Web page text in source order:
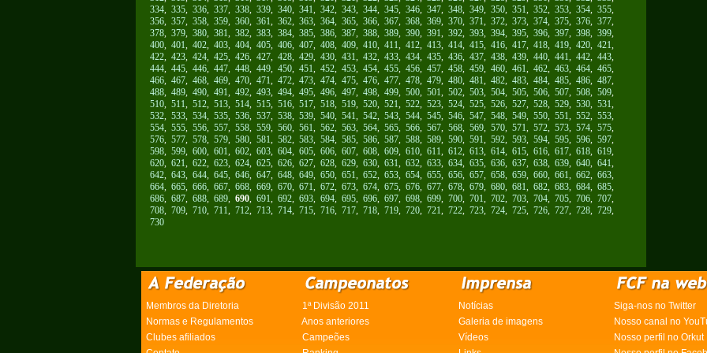
334, 335, 336, 337, 338, 339, 340, 341, 342, 343, 344, 345, 346, 347, 348, 349, 350, 351, 352, 353, 354, 355,
356, 357, 358, 359, 360, 361, 362, 363, 364, 365, 366, 367, 368, 369, 370, 371, 372, 373, 374, 375, 376, 377,
378, 379, 380, 381, 382, 383, 384, 385, 386, 387, 388, 389, 390, 391, 392, 393, 394, 395, 396, 397, 398, 399,
400, 401, 402, 403, 404, 405, 406, 407, 408, 409, 410, 411, 412, 413, 414, 415, 416, 417, 418, 419, 420, 421,
422, 423, 424, 425, 426, 427, 428, 429, 430, 431, 432, 433, 434, 435, 436, 437, 438, 439, 440, 441, 442, 443,
444, 445, 446, 447, 448, 449, 450, 451, 452, 453, 454, 455, 456, 457, 458, 459, 460, 461, 462, 463, 464, 465,
466, 467, 468, 469, 470, 471, 472, 473, 474, 475, 476, 477, 478, 479, 480, 481, 482, 483, 484, 485, 486, 487,
488, 489, 490, 491, 492, 493, 494, 495, 496, 497, 498, 499, 500, 501, 502, 503, 504, 505, 506, 507, 508, 509,
510, 511, 512, 513, 514, 515, 516, 517, 518, 519, 520, 521, 522, 523, 524, 525, 526, 527, 528, 529, 530, 531,
532, 533, 534, 535, 536, 537, 538, 539, 540, 541, 542, 543, 544, 545, 546, 547, 548, 549, 550, 551, 552, 553,
554, 555, 556, 557, 558, 559, 560, 561, 562, 563, 564, 565, 566, 567, 568, 569, 570, 571, 572, 573, 574, 575,
576, 577, 578, 579, 580, 581, 582, 583, 584, 585, 586, 587, 588, 589, 590, 591, 592, 593, 594, 595, 596, 597,
598, 599, 600, 601, 602, 603, 604, 605, 606, 607, 608, 609, 610, 611, 612, 613, 614, 615, 616, 617, 618, 619,
620, 621, 622, 623, 624, 625, 626, 627, 628, 629, 630, 631, 632, 633, 634, 635, 636, 637, 638, 639, 640, 641,
642, 643, 644, 645, 646, 647, 648, 649, 650, 651, 652, 653, 654, 655, 656, 657, 658, 659, 660, 661, 662, 663,
664, 665, 666, 667, 668, 669, 670, 671, 672, 673, 674, 675, 676, 677, 678, 679, 680, 681, 682, 683, 684, 685,
686, 687, 688, 689, 690, 691, 692, 693, 694, 695, 696, 697, 698, 699, 700, 701, 702, 703, 704, 705, 706, 707,
708, 709, 710, 711, 712, 713, 714, 715, 716, 717, 718, 719, 720, 721, 722, 723, 724, 725, 726, 727, 728, 729,
730
Membros da Diretoria 1ª Divisão 2011 Notícias
Siga-nos no Twitter
Normas e Regulamentos
Anos anteriores Galeria de imagens
Nosso canal no
Clubes afiliados
Campeões Vídeos
Nosso perfil no Orkut